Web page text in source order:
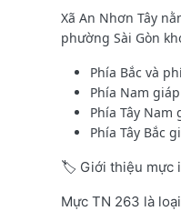
Xã An Nhơn Tây
phường Sài Gòn
Phía Bắc và
Phía Nam
Phía Tây Nam
Phía Tây Bắc
🏷️ Giới thiệu mực
Mực TN 263 là